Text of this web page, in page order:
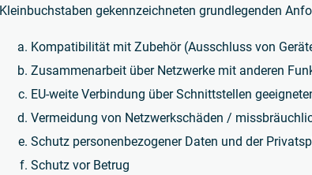
Kleinbuchstaben gekennzeichneten grundlegenden
Kompatibilität mit Zubehör (Ausschluss von
Zusammenarbeit über Netzwerke mit anderen
EU-weite Verbindung über Schnittstellen
Vermeidung von Netzwerkschäden /
Schutz personenbezogener Daten und der
Schutz vor Betrug